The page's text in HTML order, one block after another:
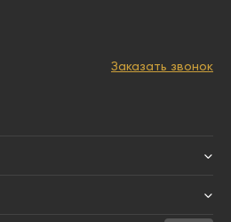
Заказать звонок